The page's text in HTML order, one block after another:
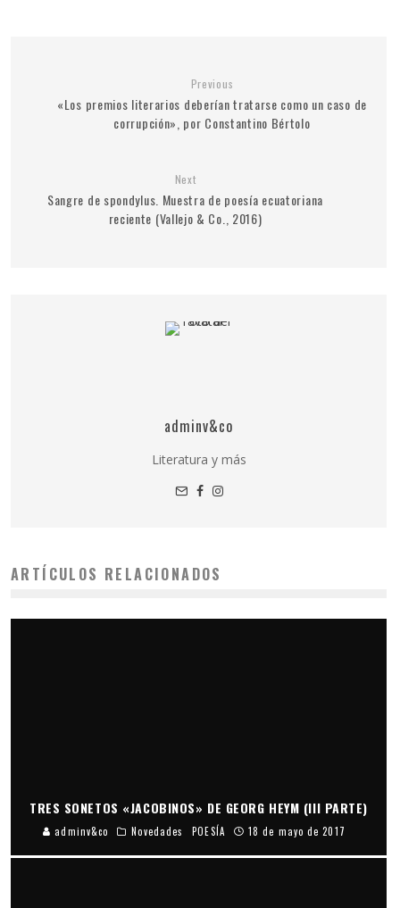
Previous
«Los premios literarios deberían tratarse como un caso de
corrupción», por Constantino Bértolo
Next
Sangre de spondylus. Muestra de poesía ecuatoriana
reciente (Vallejo & Co., 2016)
adminv&co
Literatura y más
ARTÍCULOS RELACIONADOS
TRES SONETOS «JACOBINOS» DE GEORG HEYM (III PARTE)
adminv&co Novedades POESÍA 18 de mayo de 2017